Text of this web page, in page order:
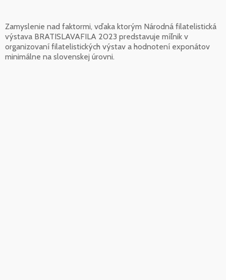
Zamyslenie nad faktormi, vďaka ktorým Národná filatelistická
výstava BRATISLAVAFILA 2023 predstavuje míľnik v
organizovaní filatelistických výstav a hodnotení exponátov
minimálne na slovenskej úrovni.